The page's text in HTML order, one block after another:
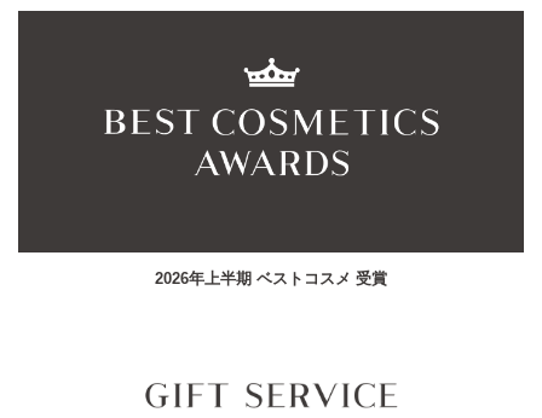
2026年上半期 ベストコスメ 受賞